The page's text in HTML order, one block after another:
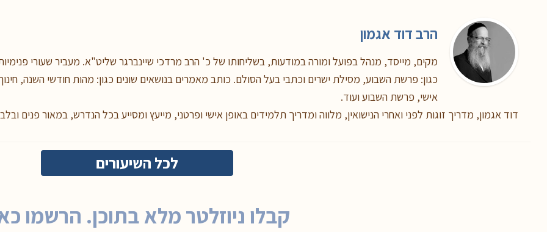
הרב דוד אגמון
מקים, מייסד, מנהל בפועל ומורה במודעות, בשליחותו של כ' הרב מרדכי שיינברגר שליט"א. מעביר שעורי
כגון: פרשת השבוע, מסילת ישרים וכתבי בעל הסולם. כותב מאמרים בנושאים שונים כגון: מהות חודשי השנה,
אישי, פרשת השבוע ועוד.
דוד אגמון, מדריך זוגות לפני ואחרי הנישואין, מלווה ומדריך תלמידים באופן אישי ופרטני, מייעץ ומסייע בכל הנדרש, במאור פנים
לכל השיעורים
קבלו ניוזלטר מלא בתוכן. הרשמו